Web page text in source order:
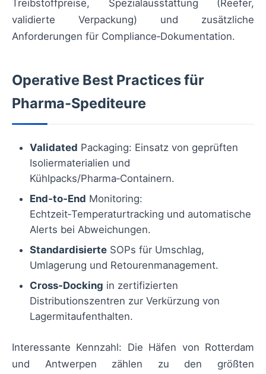
Treibstoffpreise, Spezialausstattung (Reefer,
validierte Verpackung) und zusätzliche
Anforderungen für Compliance‑Dokumentation.
Operative Best Practices für
Pharma‑Spediteure
Validated Packaging: Einsatz von geprüften
Isoliermaterialien und
Kühlpacks/Pharma‑Containern.
End‑to‑End Monitoring:
Echtzeit‑Temperaturtracking und automatische
Alerts bei Abweichungen.
Standardisierte SOPs für Umschlag,
Umlagerung und Retourenmanagement.
Cross‑Docking in zertifizierten
Distributionszentren zur Verkürzung von
Lagermitaufenthalten.
Interessante Kennzahl: Die Häfen von Rotterdam
und Antwerpen zählen zu den größten